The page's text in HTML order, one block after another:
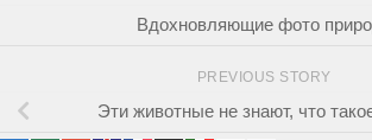
Вдохновляющие фото
PREVIOUS STORY
Эти животные не знают, что